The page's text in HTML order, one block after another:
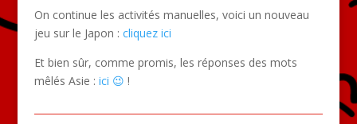
On continue les activités manuelles, voici un nouveau
jeu sur le Japon : cliquez ici
Et bien sûr, comme promis, les réponses des mots
mêlés Asie : ici 😉 !